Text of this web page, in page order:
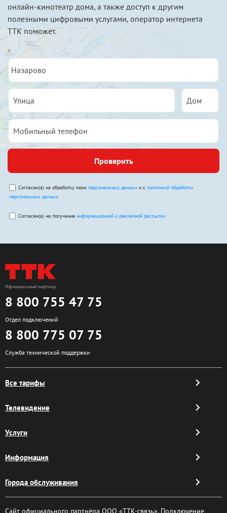
онлайн-кинотеатр дома, а также доступ к другим
полезными цифровыми услугами, оператор интернета
ТТК поможет.
Проверить
Согласен(а) на обработку моих персональных данных и с политикой обработки
персональных данных
Согласен(а) на получение информационной и рекламной рассылки
8 800 755 47 75
Отдел подключений
8 800 775 07 75
Служба технической поддержки
Все тарифы
Телевидение
Услуги
Информация
Города обслуживания
Сайт официального партнёра ООО «ТТК-связь». Подключение